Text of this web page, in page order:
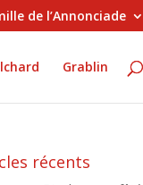
de l’Annonciade
Grablin
récents